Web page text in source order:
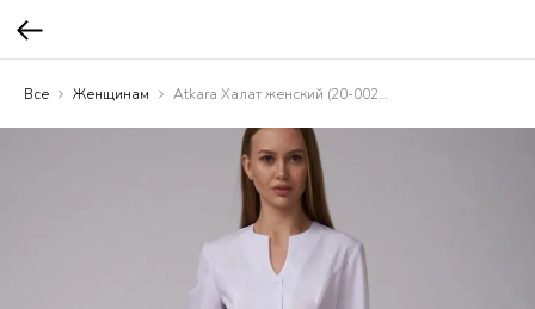
Все Женщинам Atkara Халат женский (20-002G)